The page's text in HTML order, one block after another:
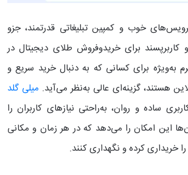
خوب و کمپین تبلیغاتی قدرتمند، جزو
کاربرپسند برای خریدوفروش طلای دیجیتال در
به‌ویژه برای کسانی که به دنبال خرید سریع و
هستند، گزینه‌ای عالی به‌نظر می‌آید. میلی گلد
ساده و روان، به‌راحتی نیازهای کاربران را
این امکان را می‌دهد که در هر زمان و مکانی
خریداری کرده و نگهداری کنند.